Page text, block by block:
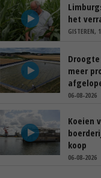
het
GISTEREN,
meer
06-08-2026
Koeien
koop
06-08-2026